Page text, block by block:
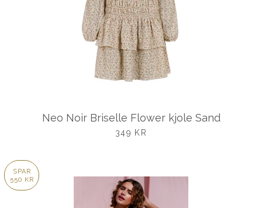
Neo Noir Briselle Flower kjole Sand
UDSALGSPRIS
349 KR
SPAR
550 KR